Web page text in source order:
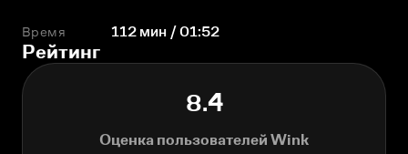
Время 112 мин / 01:52
Рейтинг
8.4
Оценка пользователей Wink